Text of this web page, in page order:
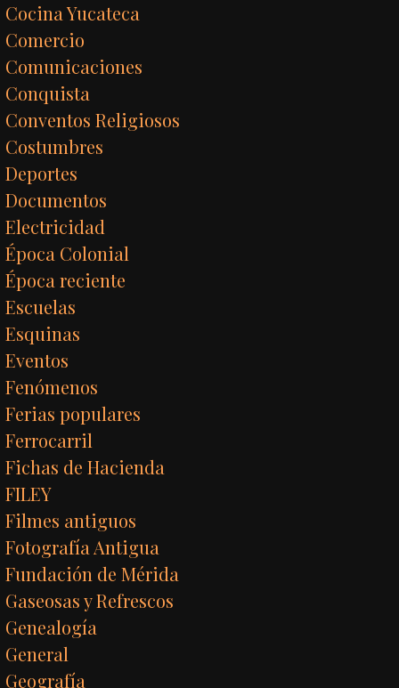
Cocina Yucateca
Comercio
Comunicaciones
Conquista
Conventos Religiosos
Costumbres
Deportes
Documentos
Electricidad
Época Colonial
Época reciente
Escuelas
Esquinas
Eventos
Fenómenos
Ferias populares
Ferrocarril
Fichas de Hacienda
FILEY
Filmes antiguos
Fotografía Antigua
Fundación de Mérida
Gaseosas y Refrescos
Genealogía
General
Geografía